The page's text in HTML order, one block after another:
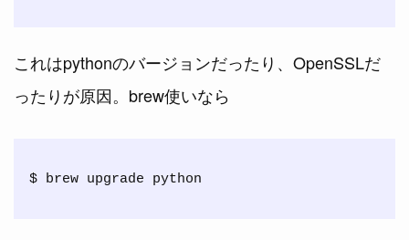
これはpythonのバージョンだったり、OpenSSLだ
ったりが原因。brew使いなら